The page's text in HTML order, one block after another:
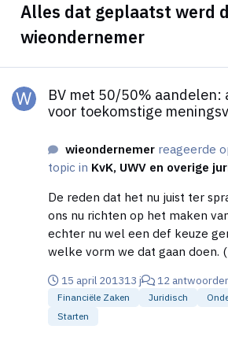
Alles dat geplaatst werd
wieondernemer
BV met 50/50% aandelen:
voor toekomstige
wieondernemer reageerde
topic in KvK, UWV en overige
De reden dat het nu juist ter
ons nu richten op het maken
echter nu wel een def keuze
welke vorm we dat gaan doen. (
van een 3e partij. De ervaring leert me dat dit soort
gesprekken lang kunnen lopen,
" business gaat eerst" Maar als we nu al weten dat er
15 april 201313 j 12
Financiële Zaken Juridisch
Starten